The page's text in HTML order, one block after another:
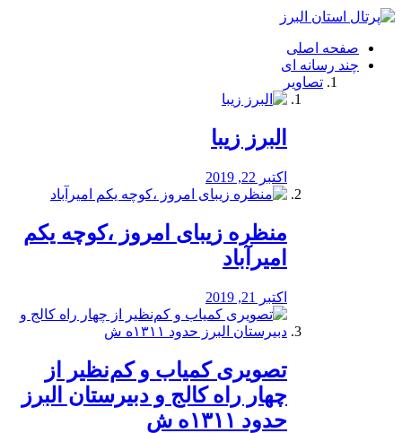
فصد
شرق
تهران
خشکشویی
صفحه اصلی
چند رسانه ای
تصاویر
البرز زیبا
اکتبر 22, 2019
منظره‌‌ زیبای امروز ،کوچه یکم
امیرآباد
اکتبر 21, 2019
️تصویری کمیاب و کم‌نظیر از
چهار راه كالج و دبيرستان البرز
حدود ۱۳۱۱ه ش